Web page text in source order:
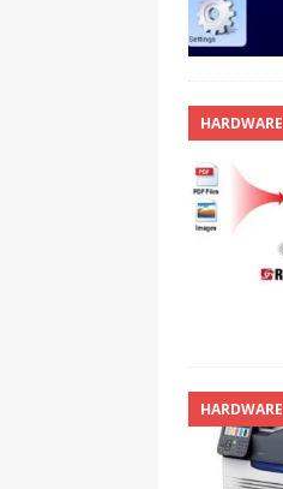
HARDWARE
HARDWARE